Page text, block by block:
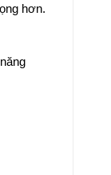
hơn.